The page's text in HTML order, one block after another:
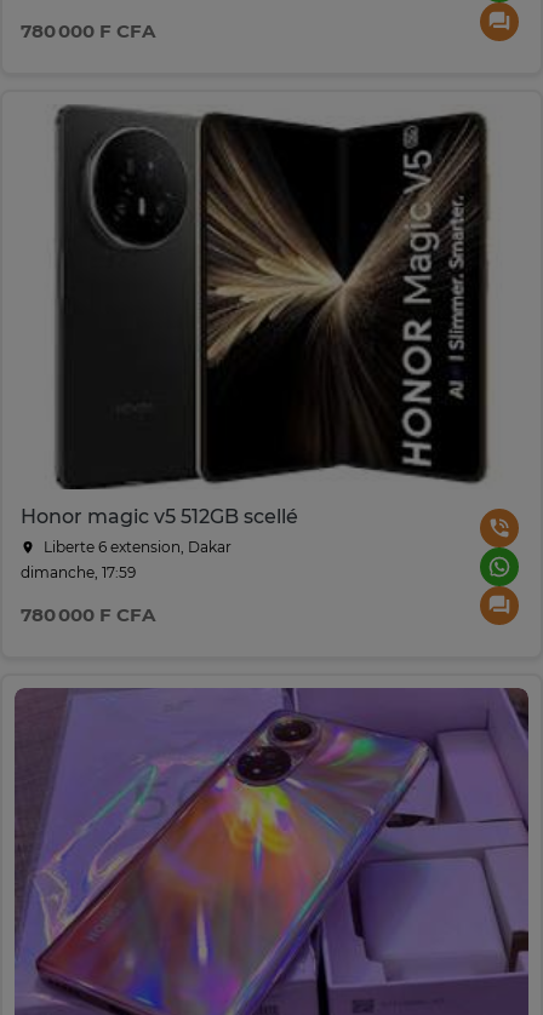
780 000 F CFA
Honor magic v5 512GB scellé
Liberte 6 extension, Dakar
dimanche, 17:59
780 000 F CFA